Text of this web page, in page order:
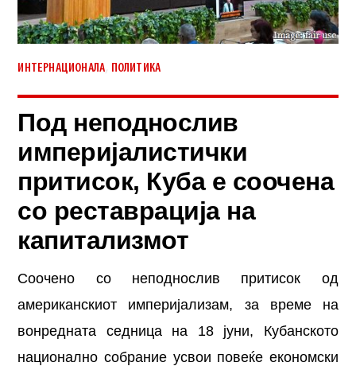
ИНТЕРНАЦИОНАЛА ПОЛИТИКА
Под неподнослив
империјалистички
притисок, Куба е соочена
со реставрација на
капитализмот
Соочено со неподнослив притисок од
американскиот империјализам, за време на
вонредната седница на 18 јуни, Кубанското
национално собрание усвои повеќе економски